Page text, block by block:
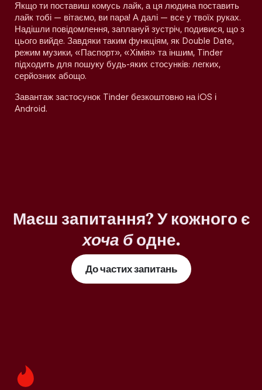
Якщо ти поставиш комусь лайк, а ця людина поставить
лайк тобі — вітаємо, ви пара! А далі — все у твоїх руках.
Надішли повідомлення, заплануй зустріч, подивися, що з
цього вийде. Завдяки таким функціям, як Double Date,
режим музики, «Паспорт», «Хімія» та іншим, Tinder
підходить для пошуку будь-яких стосунків: легких,
серйозних абощо.
Завантаж застосунок Tinder безкоштовно на iOS і
Android.
Маєш запитання? У кожного є
хоча бодне.
До частих запитань